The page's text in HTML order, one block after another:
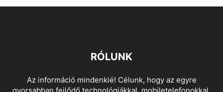
RÓLUNK
Az információ mindenkié! Célunk, hogy az egyre